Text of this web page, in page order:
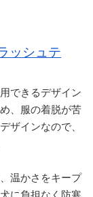
ッシュテ
できるデザイン
、服の着脱が苦
ザインなので、
温かさをキープ
に負担なく防寒